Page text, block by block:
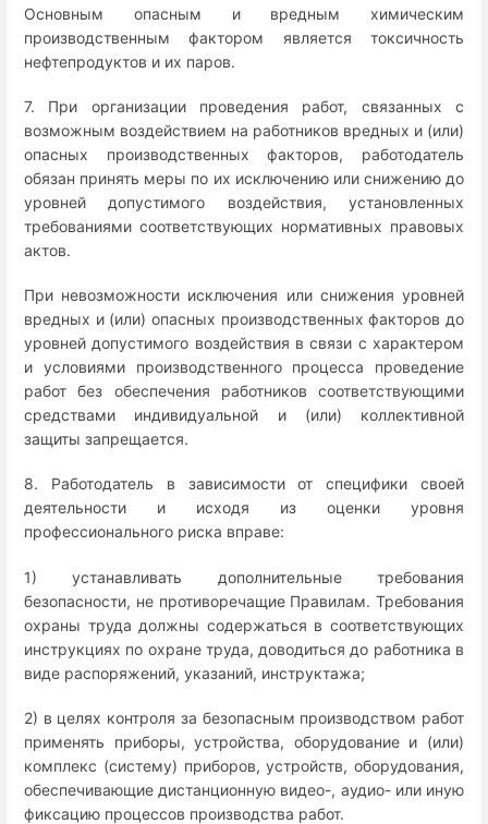
Основным опасным и вредным химическим
производственным фактором является токсичность
нефтепродуктов и их паров.
7. При организации проведения работ, связанных с
возможным воздействием на работников вредных и (или)
опасных производственных факторов, работодатель
обязан принять меры по их исключению или снижению до
уровней допустимого воздействия, установленных
требованиями соответствующих нормативных правовых
актов.
При невозможности исключения или снижения уровней
вредных и (или) опасных производственных факторов до
уровней допустимого воздействия в связи с характером
и условиями производственного процесса проведение
работ без обеспечения работников соответствующими
средствами индивидуальной и (или) коллективной
защиты запрещается.
8. Работодатель в зависимости от специфики своей
деятельности и исходя из оценки уровня
профессионального риска вправе:
1) устанавливать дополнительные требования
безопасности, не противоречащие Правилам. Требования
охраны труда должны содержаться в соответствующих
инструкциях по охране труда, доводиться до работника в
виде распоряжений, указаний, инструктажа;
2) в целях контроля за безопасным производством работ
применять приборы, устройства, оборудование и (или)
комплекс (систему) приборов, устройств, оборудования,
обеспечивающие дистанционную видео-, аудио- или иную
фиксацию процессов производства работ.